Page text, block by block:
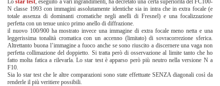
N classe 1993 con immagini assolutamente identiche sia in intra che in extra focale (e
totale assenza di dominanti cromatiche negli anelli di Fresnel) e una focalizzazione
perfetta con un tenue unico primo anello di diffrazione.
il nuovo 100/900 ha mostrato invece una immagine di extra focale meno netta e una
leggerissima tonalità cromatica con un accenno (limitato) di sovracorrezione sferica.
Altrettanto buona l’immagine a fuoco anche se sono riuscito a discernere una vaga non
perfetta collimazione del doppietto. Si tratta però di osservazione al limite tanto che ho
fatto molta fatica a rilevarla. Lo star test è apparso però più neutro nella versione N a
F10.
Sia lo star test che le altre comparazioni sono state effettuate SENZA diagonali così da
renderle il più veritiere possibili.